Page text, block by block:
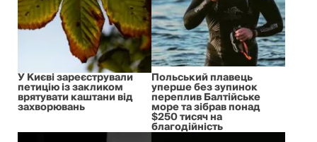
У Києві зареєстрували
петицію із закликом
врятувати каштани від
захворювань
Польський плавець
уперше без зупинок
переплив Балтійське
море та зібрав понад
$250 тисяч на
благодійність